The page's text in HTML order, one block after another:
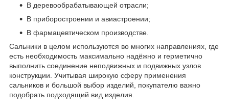
В деревообрабатывающей отрасли;
В приборостроении и авиастроении;
В фармацевтическом производстве.
Сальники в целом используются во многих направлениях, где
есть необходимость максимально надёжно и герметично
выполнить соединение неподвижных и подвижных узлов
конструкции. Учитывая широкую сферу применения
сальников и большой выбор изделий, покупателю важно
подобрать подходящий вид изделия.